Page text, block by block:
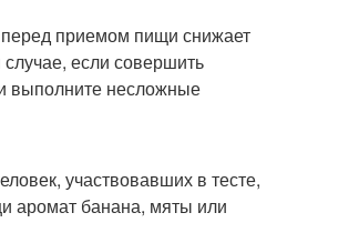
приемом пищи снижает
если совершить
выполните несложные
участвовавших в тесте,
аромат банана, мяты или